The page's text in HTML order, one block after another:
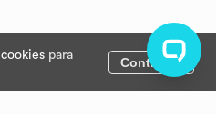
cookies para
Continuar